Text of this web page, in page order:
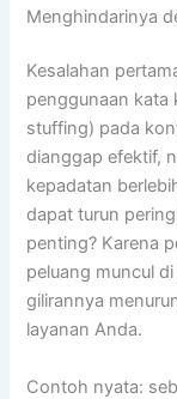
Menghindarinya
Kesalahan
penggunaan kata
stuffing) pada
dianggap efektif,
kepadatan
dapat turun
penting? Karena
peluang muncul
gilirannya
layanan Anda.
Contoh nyata: